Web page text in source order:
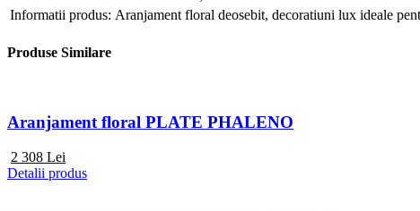
Informatii produs: Aranjament floral deosebit, decoratiuni lux ideale
Produse Similare
Aranjament floral PLATE PHALENO
2 308 Lei
Detalii produs